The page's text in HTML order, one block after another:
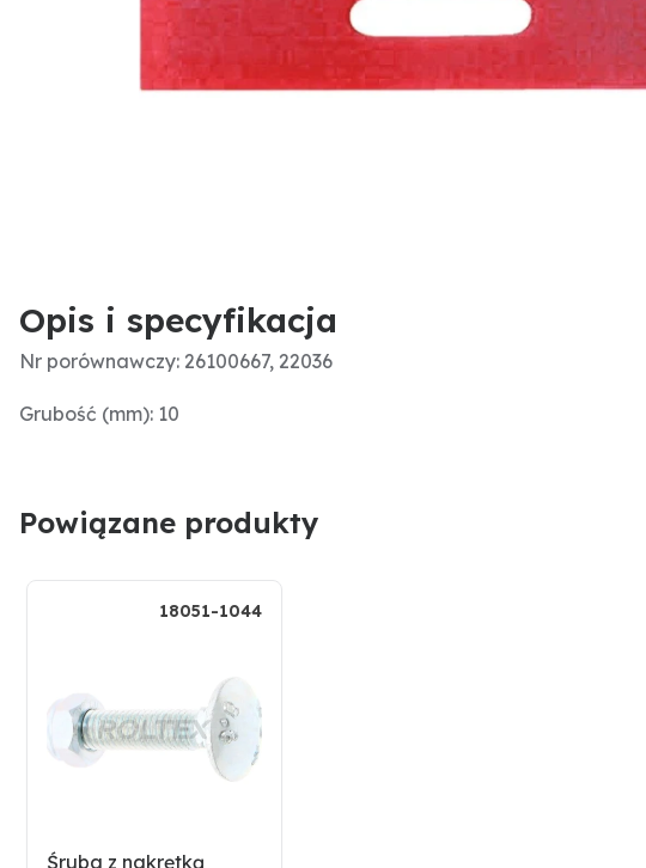
Opis i specyfikacja
Nr porównawczy: 26100667, 22036
Grubość (mm): 10
Powiązane produkty
18051-1044
Śruba z nakrętką